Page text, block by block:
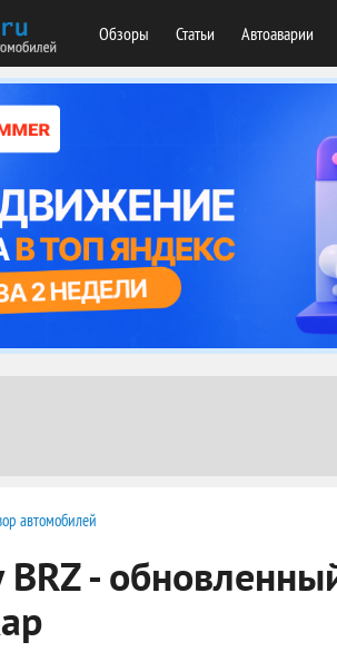
Обзоры Статьи Автоаварии
автомобилей
BRZ -